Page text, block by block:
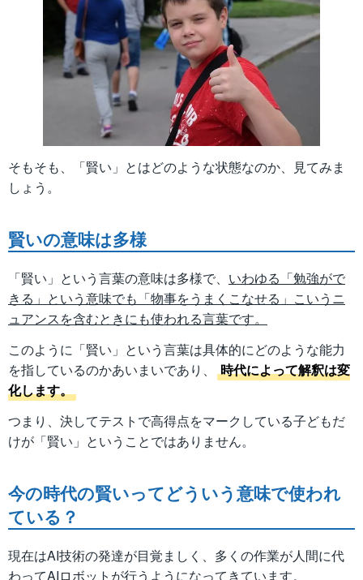
そもそも、「賢い」とはどのような状態なのか、見てみま
しょう。
賢いの意味は多様
「賢い」という言葉の意味は多様で、 いわゆる「勉強がで
きる」という意味でも「物事をうまくこなせる」こいうニ
ュアンスを含むときにも使われる言葉です。
このように「賢い」という言葉は具体的にどのような能力
を指しているのかあいまいであり、
時代によって解釈は変
化します。
つまり、決してテストで高得点をマークしている子どもだ
けが「賢い」ということではありません。
今の時代の賢いってどういう意味で使われ
ている？
現在はAI技術の発達が目覚ましく、多くの作業が人間に代
わってAIロボットが行うようになってきています。